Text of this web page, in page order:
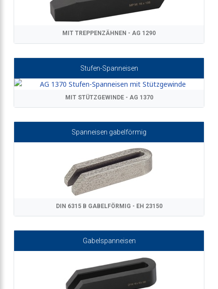
MIT TREPPENZÄHNEN - AG 1290
Stufen-Spanneisen
MIT STÜTZGEWINDE - AG 1370
Spanneisen gabelförmig
DIN 6315 B GABELFÖRMIG - EH 23150
Gabelspanneisen